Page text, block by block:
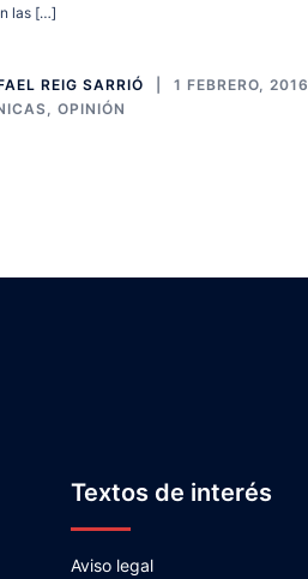
las […]
REIG SARRIÓ
1 FEBRERO, 2016
,OPINIÓN
Textos de interés
Aviso legal